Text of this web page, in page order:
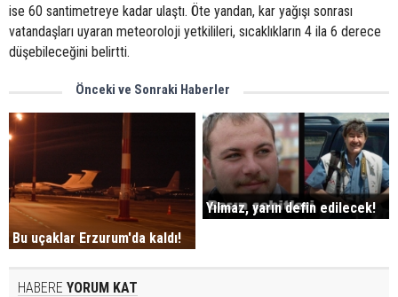
ise 60 santimetreye kadar ulaştı. Öte yandan, kar yağışı sonrası
vatandaşları uyaran meteoroloji yetkilileri, sıcaklıkların 4 ila 6 derece
düşebileceğini belirtti.
Önceki ve Sonraki Haberler
Bu uçaklar Erzurum'da kaldı!
Yılmaz, yarın defin edilecek!
HABERE YORUM KAT